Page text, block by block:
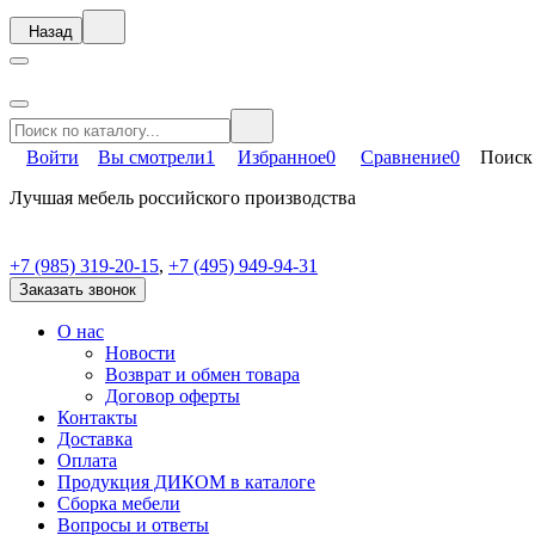
Назад
Войти Вы смотрели1 Избранное0 Сравнение0 Поиск
Лучшая мебель российского производства
+7 (985) 319-20-15, +7 (495) 949-94-31
Заказать звонок
О нас
Новости
Возврат и обмен товара
Договор оферты
Контакты
Доставка
Оплата
Продукция ДИКОМ в каталоге
Сборка мебели
Вопросы и ответы